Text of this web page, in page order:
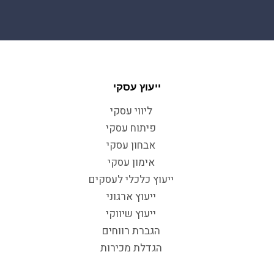
ייעוץ עסקי
ליווי עסקי
פיתוח עסקי
אבחון עסקי
אימון עסקי
ייעוץ כלכלי לעסקים
ייעוץ ארגוני
ייעוץ שיווקי
הגברת רווחים
הגדלת מכירות